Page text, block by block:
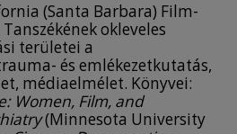
(Santa Barbara) Film-
okleveles
területei a
és emlékezetkutatás,
médiaelmélet. Könyvei:
Women, Film, and
(Minnesota University